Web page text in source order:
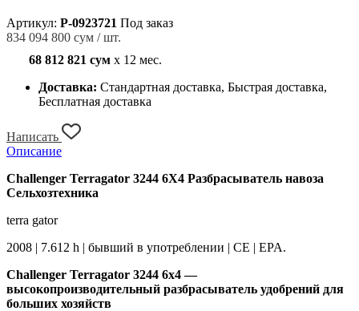
Артикул: P-0923721 Под заказ
834 094 800 сум / шт.
68 812 821 сум x 12 мес.
Доставка: Стандартная доставка, Быстрая доставка,
Бесплатная доставка
Написать
Описание
Challenger Terragator 3244 6X4 Разбрасыватель навоза
Сельхозтехника
terra gator
2008 | 7.612 h | бывший в употреблении | CE | EPA.
Challenger Terragator 3244 6x4 —
высокопроизводительный разбрасыватель удобрений для
больших хозяйств